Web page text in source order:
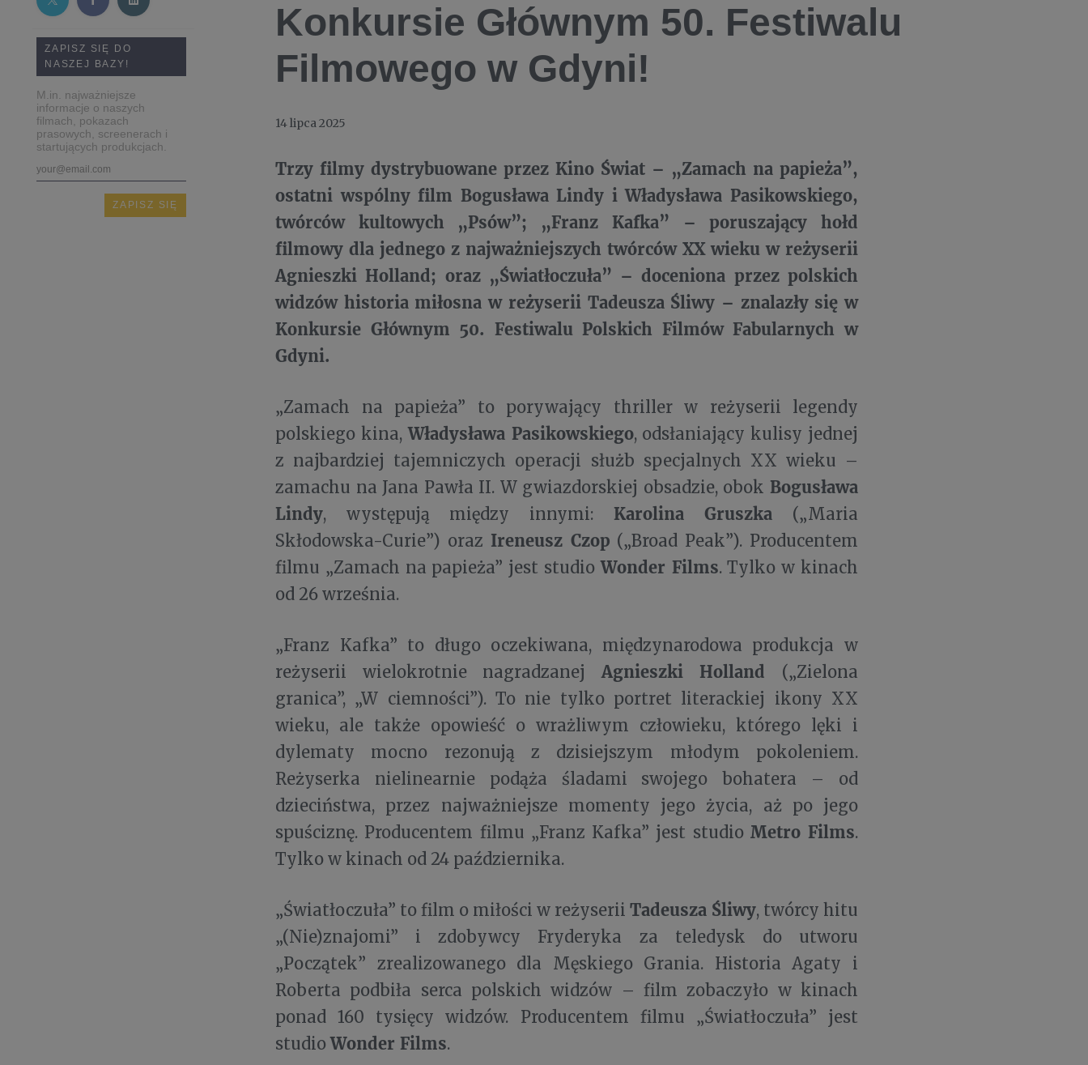
ZAPISZ SIĘ DO
NASZEJ BAZY!
M.in. najważniejsze
informacje o naszych
filmach, pokazach
prasowych, screenerach i
startujących produkcjach.
Konkursie Głównym 50. Festiwalu
Filmowego w Gdyni!
14 lipca 2025
Trzy filmy dystrybuowane przez Kino Świat – „Zamach na papieża”,
ostatni wspólny film Bogusława Lindy i Władysława Pasikowskiego,
twórców kultowych „Psów”; „Franz Kafka” – poruszający hołd
filmowy dla jednego z najważniejszych twórców XX wieku w reżyserii
Agnieszki Holland; oraz „Światłoczuła” – doceniona przez polskich
widzów historia miłosna w reżyserii Tadeusza Śliwy – znalazły się w
Konkursie Głównym 50. Festiwalu Polskich Filmów Fabularnych w
Gdyni.
„Zamach na papieża” to porywający thriller w reżyserii legendy
polskiego kina,Władysława Pasikowskiego, odsłaniający kulisy jednej
z najbardziej tajemniczych operacji służb specjalnych XX wieku –
zamachu na Jana Pawła II. W gwiazdorskiej obsadzie, obok Bogusława
Lindy, występują między innymi: Karolina Gruszka („Maria
Skłodowska-Curie”) oraz Ireneusz Czop („Broad Peak”). Producentem
filmu „Zamach na papieża” jest studioWonder Films. Tylko w kinach
od 26 września.
„Franz Kafka” to długo oczekiwana, międzynarodowa produkcja w
reżyserii wielokrotnie nagradzanejAgnieszki Holland („Zielona
granica”, „W ciemności”). To nie tylko portret literackiej ikony XX
wieku, ale także opowieść o wrażliwym człowieku, którego lęki i
dylematy mocno rezonują z dzisiejszym młodym pokoleniem.
Reżyserka nielinearnie podąża śladami swojego bohatera – od
dzieciństwa, przez najważniejsze momenty jego życia, aż po jego
spuściznę. Producentem filmu „Franz Kafka” jest studio Metro Films.
Tylko w kinach od 24 października.
„Światłoczuła” to film o miłości w reżyserii Tadeusza Śliwy, twórcy hitu
„(Nie)znajomi” i zdobywcy Fryderyka za teledysk do utworu
„Początek” zrealizowanego dla Męskiego Grania. Historia Agaty i
Roberta podbiła serca polskich widzów – film zobaczyło w kinach
ponad 160 tysięcy widzów. Producentem filmu „Światłoczuła” jest
studioWonder Films.